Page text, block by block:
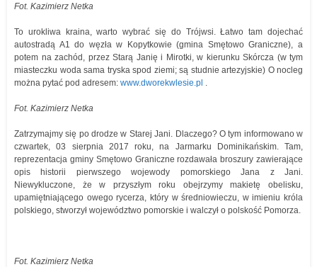
Fot. Kazimierz Netka
To urokliwa kraina, warto wybrać się do Trójwsi. Łatwo tam dojechać
autostradą A1 do węzła w Kopytkowie (gmina Smętowo Graniczne), a
potem na zachód, przez Starą Janię i Mirotki, w kierunku Skórcza (w tym
miasteczku woda sama tryska spod ziemi; są studnie artezyjskie) O nocleg
można pytać pod adresem: www.dworekwlesie.pl .
Fot. Kazimierz Netka
Zatrzymajmy się po drodze w Starej Jani. Dlaczego? O tym informowano w
czwartek, 03 sierpnia 2017 roku, na Jarmarku Dominikańskim. Tam,
reprezentacja gminy Smętowo Graniczne rozdawała broszury zawierające
opis historii pierwszego wojewody pomorskiego Jana z Jani.
Niewykluczone, że w przyszłym roku obejrzymy makietę obelisku,
upamiętniającego owego rycerza, który w średniowieczu, w imieniu króla
polskiego, stworzył województwo pomorskie i walczył o polskość Pomorza.
Fot. Kazimierz Netka